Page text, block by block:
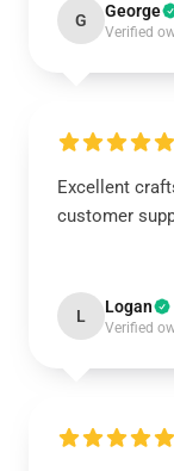
G George
Verified
Excellent
customer
L Logan
Verified